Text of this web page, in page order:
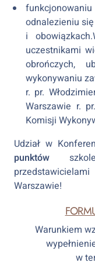
odnalezieniu
i
uczestnikami
obrończych,
wykonywaniu
r. pr.
Warszawie r.
Komisji
Udział w
punktów
Warszawie!
Warunkiem
w